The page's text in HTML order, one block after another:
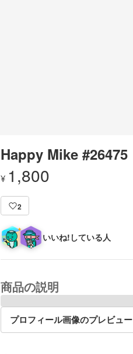
Happy Mike #26475
¥ 1,800
2
いいね!している人
商品の説明
プロフィール画像のプレビュー